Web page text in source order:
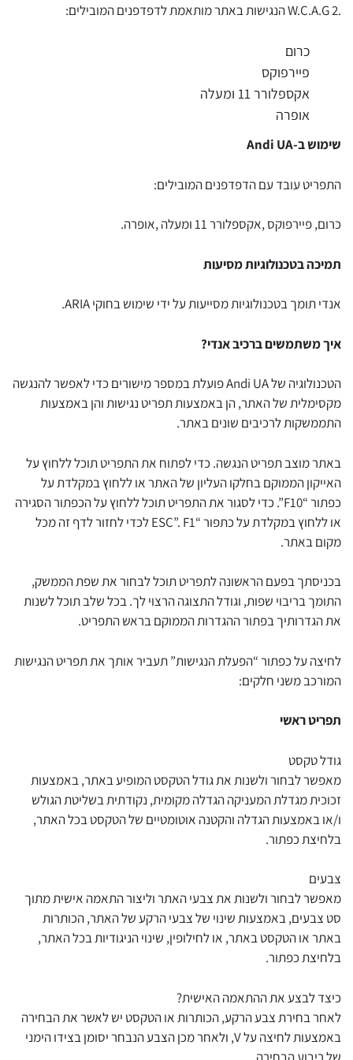
.W.C.A.G 2 הנגישות באתר מותאמת לדפדפנים המובילים:
כרום
פיירפוקס
אקספלורר 11 ומעלה
אופרה
שימוש ב-Andi UA
התפריט עובד עם הדפדפנים המובילים:
כרום, פיירפוקס ,אקספלורר 11 ומעלה ,אופרה.
תמיכה בטכנולוגיות מסיעות
אנדי תומך בטכנולוגיות מסייעות על ידי שימוש בחוקי ARIA.
איך משתמשים ברכיב אנדי?
הטכנולוגיה של Andi UA פועלת במספר מישורים כדי לאפשר להנגשה
מקסימלית של האתר, הן באמצעות תפריט נגישות והן באמצעות
התממשקות לרכיבים שונים באתר.
באתר מוצב תפריט הנגשה. כדי לפתוח את התפריט תוכל ללחוץ על
האייקון הממוקם בחלקו העליון של האתר או ללחוץ במקלדת על
כפתור “F10”. כדי לסגור את התפריט תוכל ללחוץ על הכפתור הסגירה
או ללחוץ במקלדת על כתפור “ESC”. F1 לכדי לחזור לדף זה מכל
מקום באתר.
בכניסתך בפעם הראשונה לתפריט תוכל לבחור את שפת הממשק,
התומך בריבוי שפות, וגודל התצוגה הרצוי לך. בכל שלב תוכל לשנות
את הגדרותיך בפתור ההגדרות הממוקם בראש התפריט.
לחיצה על כפתור “הפעלת הנגישות” תעביר אותך את תפריט הנגישות
המורכב משני חלקים:
תפריט ראשי
גודל טקסט
מאפשר לבחור ולשנות את גודל הטקסט המופיע באתר, באמצעות
זכוכית מגדלת המעניקה הגדלה מקומית, נקודתית בשליטת הגולש
ו/או באמצעות הגדלה והקטנה אוטומטיים של הטקסט בכל האתר,
בלחיצת כפתור.
צבעים
מאפשר לבחור ולשנות את צבעי האתר וליצור התאמה אישית מתוך
סט צבעים, באמצעות שינוי של צבעי הרקע של האתר, הכותרות
באתר או הטקסט באתר, או לחילופין, שינוי הניגודיות בכל האתר,
בלחיצת כפתור.
כיצד לבצע את ההתאמה האישית?
לאחר בחירת צבע הרקע, הכותרות או הטקסט יש לאשר את הבחירה
באמצעות לחיצה על V, ולאחר מכן הצבע הנבחר יסומן בצידו הימני